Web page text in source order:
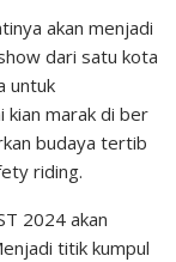
akan menjadi
dari satu kota
untuk
kian marak di ber
budaya tertib
riding.
2024 akan
titik kumpul